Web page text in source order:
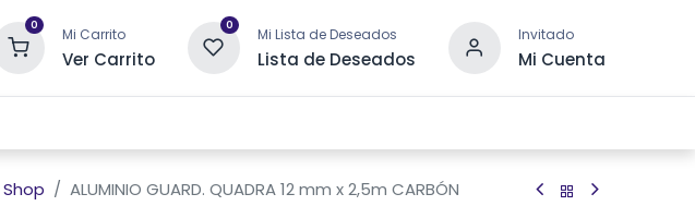
0 Mi Carrito
Ver Carrito
0 Mi Lista de Deseados
Lista de Deseados
Invitado
Mi Cuenta
Shop ALUMINIO GUARD. QUADRA 12 mm x 2,5m CARBÓN